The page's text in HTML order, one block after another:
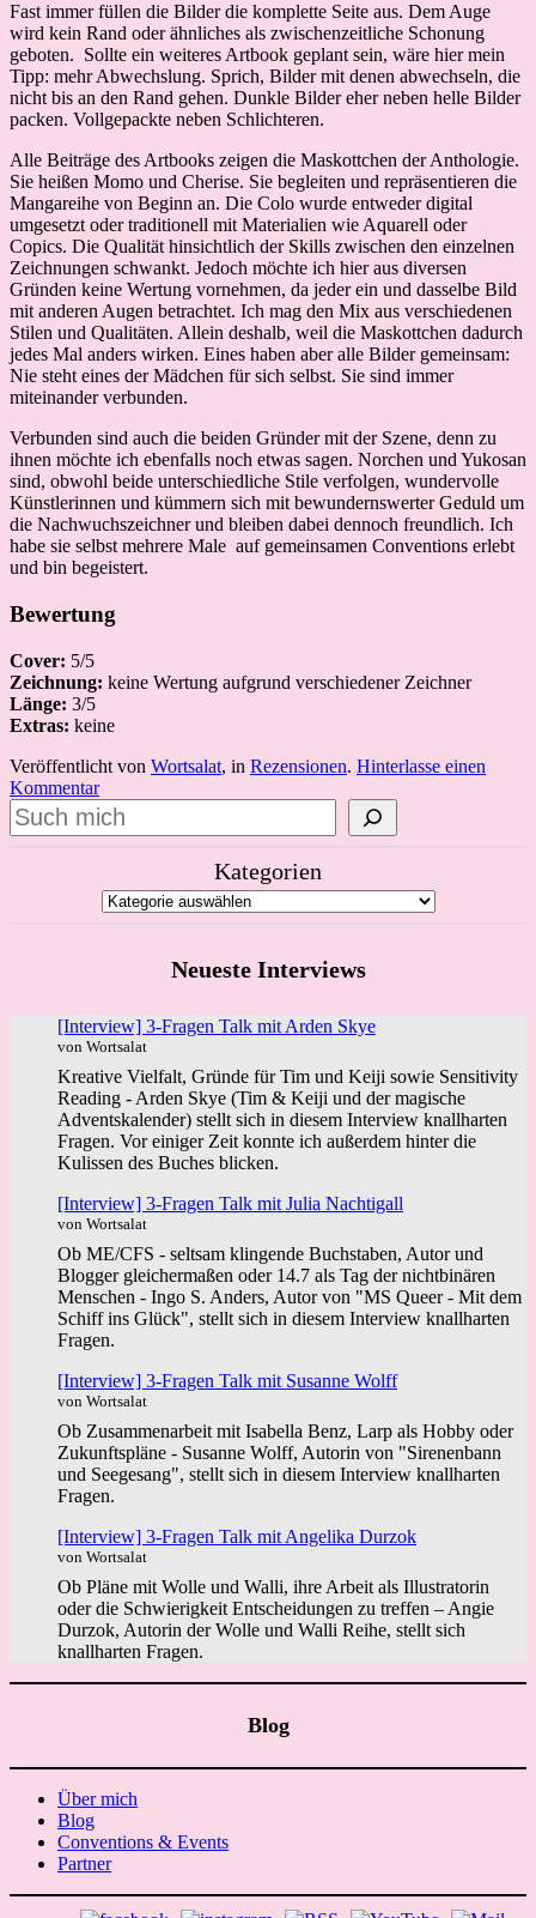
Fast immer füllen die Bilder die komplette Seite aus. Dem Auge
wird kein Rand oder ähnliches als zwischenzeitliche Schonung
geboten. Sollte ein weiteres Artbook geplant sein, wäre hier mein
Tipp: mehr Abwechslung. Sprich, Bilder mit denen abwechseln, die
nicht bis an den Rand gehen. Dunkle Bilder eher neben helle Bilder
packen. Vollgepackte neben Schlichteren.
Alle Beiträge des Artbooks zeigen die Maskottchen der Anthologie.
Sie heißen Momo und Cherise. Sie begleiten und repräsentieren die
Mangareihe von Beginn an. Die Colo wurde entweder digital
umgesetzt oder traditionell mit Materialien wie Aquarell oder
Copics. Die Qualität hinsichtlich der Skills zwischen den einzelnen
Zeichnungen schwankt. Jedoch möchte ich hier aus diversen
Gründen keine Wertung vornehmen, da jeder ein und dasselbe Bild
mit anderen Augen betrachtet. Ich mag den Mix aus verschiedenen
Stilen und Qualitäten. Allein deshalb, weil die Maskottchen dadurch
jedes Mal anders wirken. Eines haben aber alle Bilder gemeinsam:
Nie steht eines der Mädchen für sich selbst. Sie sind immer
miteinander verbunden.
Verbunden sind auch die beiden Gründer mit der Szene, denn zu
ihnen möchte ich ebenfalls noch etwas sagen. Norchen und Yukosan
sind, obwohl beide unterschiedliche Stile verfolgen, wundervolle
Künstlerinnen und kümmern sich mit bewundernswerter Geduld um
die Nachwuchszeichner und bleiben dabei dennoch freundlich. Ich
habe sie selbst mehrere Male auf gemeinsamen Conventions erlebt
und bin begeistert.
Bewertung
Cover: 5/5
Zeichnung: keine Wertung aufgrund verschiedener Zeichner
Länge: 3/5
Extras: keine
Veröffentlicht von Wortsalat, in Rezensionen. Hinterlasse einen
Kommentar
Suchen
Kategorien
Neueste Interviews
[Interview] 3-Fragen Talk mit Arden Skye
von Wortsalat
Kreative Vielfalt, Gründe für Tim und Keiji sowie Sensitivity
Reading - Arden Skye (Tim & Keiji und der magische
Adventskalender) stellt sich in diesem Interview knallharten
Fragen. Vor einiger Zeit konnte ich außerdem hinter die
Kulissen des Buches blicken.
[Interview] 3-Fragen Talk mit Julia Nachtigall
von Wortsalat
Ob ME/CFS - seltsam klingende Buchstaben, Autor und
Blogger gleichermaßen oder 14.7 als Tag der nichtbinären
Menschen - Ingo S. Anders, Autor von "MS Queer - Mit dem
Schiff ins Glück", stellt sich in diesem Interview knallharten
Fragen.
[Interview] 3-Fragen Talk mit Susanne Wolff
von Wortsalat
Ob Zusammenarbeit mit Isabella Benz, Larp als Hobby oder
Zukunftspläne - Susanne Wolff, Autorin von "Sirenenbann
und Seegesang", stellt sich in diesem Interview knallharten
Fragen.
[Interview] 3-Fragen Talk mit Angelika Durzok
von Wortsalat
Ob Pläne mit Wolle und Walli, ihre Arbeit als Illustratorin
oder die Schwierigkeit Entscheidungen zu treffen – Angie
Durzok, Autorin der Wolle und Walli Reihe, stellt sich
knallharten Fragen.
Blog
Über mich
Blog
Conventions & Events
Partner